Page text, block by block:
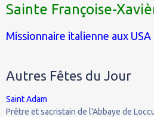
Sainte Françoise-
Missionnaire italienne aux USA
Autres Fêtes du Jour
Saint Adam
Prêtre et sacristain de l'Abbaye de